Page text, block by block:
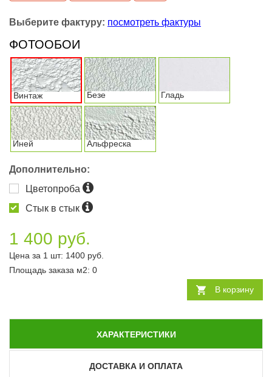
Выберите фактуру: посмотреть фактуры
ФОТООБОИ
Винтаж Безе Гладь
Иней Альфреска
Дополнительно:
Цветопроба
Стык в стык
1 400 руб.
Цена за 1 шт: 1400 руб.
Площадь заказа м2: 0
В корзину
ХАРАКТЕРИСТИКИ
ДОСТАВКА И ОПЛАТА